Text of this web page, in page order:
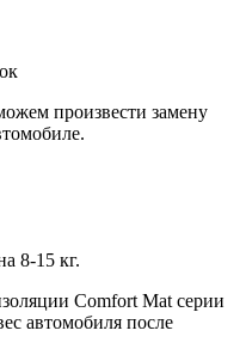
произвести замену
8-15 кг.
Comfort Mat серии
автомобиля после